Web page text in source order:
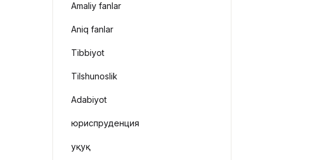
Amaliy fanlar
Aniq fanlar
Tibbiyot
Tilshunoslik
Adabiyot
юриспруденция
Ҳуқуқ